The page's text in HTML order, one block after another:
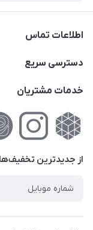
اطلاعات تماس
02177111474
کوچه گلریز 4 غربی ، پلاک 13
دسترسی سریع
حساب کاربری
لیست محصولات
خدمات مشتریان
راهنمای‌خرید‌آنلاین
حریم خصوصی
فروش‌اقساطی
از جدید‌ترین